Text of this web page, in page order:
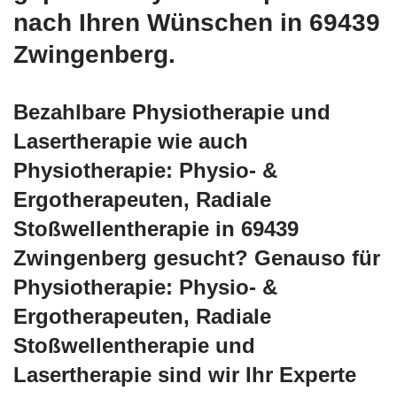
nach Ihren Wünschen in 69439
Zwingenberg.
Bezahlbare Physiotherapie und
Lasertherapie wie auch
Physiotherapie: Physio- &
Ergotherapeuten, Radiale
Stoßwellentherapie in 69439
Zwingenberg gesucht? Genauso für
Physiotherapie: Physio- &
Ergotherapeuten, Radiale
Stoßwellentherapie und
Lasertherapie sind wir Ihr Experte